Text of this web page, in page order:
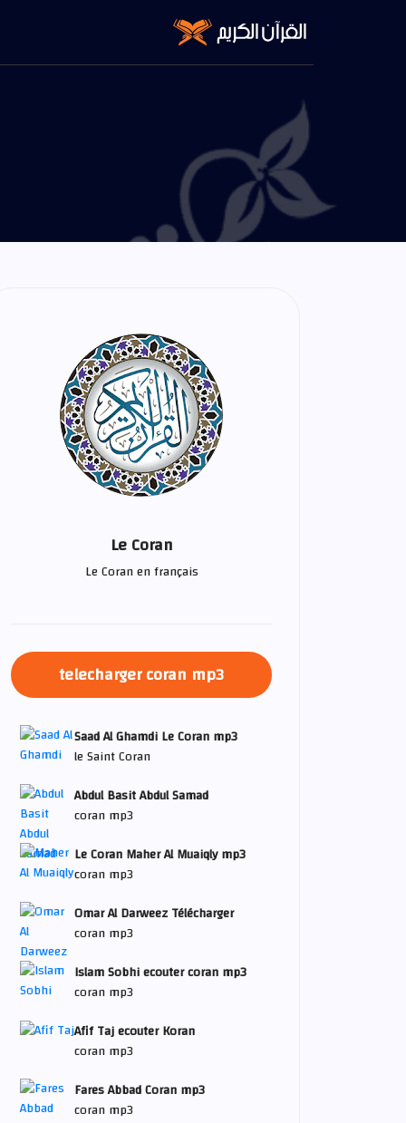
Le Coran
Le Coran en français
telecharger coran mp3
Saad Al Ghamdi Le Coran mp3
le Saint Coran
Abdul Basit Abdul Samad
coran mp3
Le Coran Maher Al Muaiqly mp3
coran mp3
Omar Al Darweez Télécharger
coran mp3
Islam Sobhi ecouter coran mp3
coran mp3
Afif Taj ecouter Koran
coran mp3
Fares Abbad Coran mp3
coran mp3